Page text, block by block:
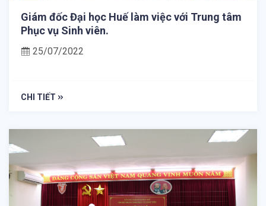
Giám đốc Đại học Huế làm việc với Trung tâm
Phục vụ Sinh viên.
25/07/2022
CHI TIẾT